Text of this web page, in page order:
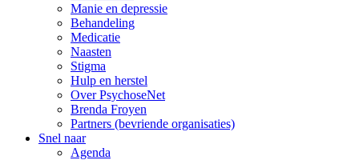
Manie en depressie
Behandeling
Medicatie
Naasten
Stigma
Hulp en herstel
Over PsychoseNet
Brenda Froyen
Partners (bevriende organisaties)
Snel naar
Agenda